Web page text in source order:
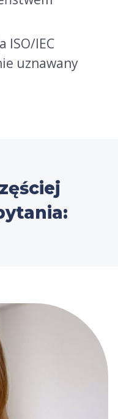
ISO/IEC
uznawany